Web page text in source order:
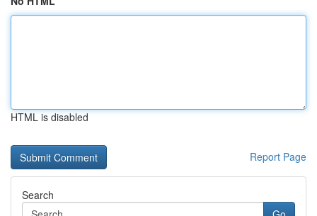
HTML is disabled
Report Page
Search